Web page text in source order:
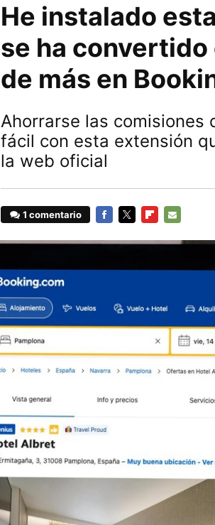
He instalado
se ha convertido
de más en
Ahorrarse las comisiones
fácil con esta extensión
la web oficial
1 comentario